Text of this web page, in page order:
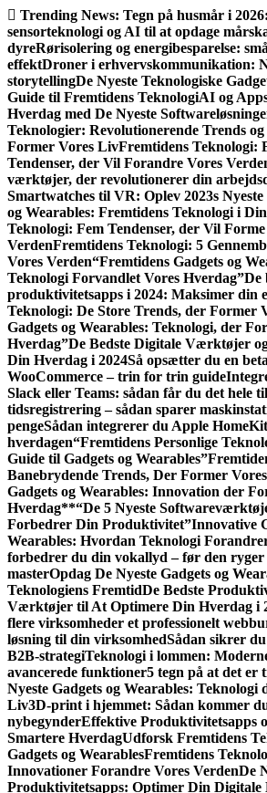
Gå
til
indhold
Trending News: Tegn på husmår i
sensorteknologi og AI til at opdage
dyreRørisolering og energibesparelse:
effektDroner i erhvervskommunikation:
storytellingDe Nyeste Teknologiske
Guide til Fremtidens TeknologiAI og
Hverdag med De Nyeste
Teknologier: Revolutionerende Trends
Former Vores LivFremtidens Teknologi:
Tendenser, der Vil Forandre Vores
værktøjer, der revolutionerer din
Smartwatches til VR: Oplev 2023s Nyeste
og Wearables: Fremtidens Teknologi i
Teknologi: Fem Tendenser, der Vil
VerdenFremtidens Teknologi: 5
Vores Verden“Fremtidens Gadgets og
Teknologi Forvandlet Vores Hverdag”De
produktivitetsapps i 2024: Maksimer din
Teknologi: De Store Trends, der Former
Gadgets og Wearables: Teknologi, der
Hverdag”De Bedste Digitale Værktøjer
Din Hverdag i 2024Så opsætter du en
WooCommerce – trin for trin guide
Slack eller Teams: sådan får du det hele
tidsregistrering – sådan sparer
pengeSådan integrerer du Apple
hverdagen“Fremtidens Personlige
Guide til Gadgets og Wearables”
Banebrydende Trends, Der Former
Gadgets og Wearables: Innovation der
Hverdag**“De 5 Nyeste
Forbedrer Din Produktivitet”Innovative
Wearables: Hvordan Teknologi
forbedrer du din vokallyd – før den
masterOpdag De Nyeste Gadgets og
Teknologiens FremtidDe Bedste
Værktøjer til At Optimere Din Hverdag i
flere virksomheder et professionelt
løsning til din virksomhedSådan sikrer
B2B-strategiTeknologi i lommen:
avancerede funktioner5 tegn på at det er
Nyeste Gadgets og Wearables:
Liv3D-print i hjemmet: Sådan kommer
nybegynderEffektive Produktivitetsapps
Smartere HverdagUdforsk Fremtidens
Gadgets og WearablesFremtidens
Innovationer Forandre Vores VerdenDe
Produktivitetsapps: Optimer Din Digitale